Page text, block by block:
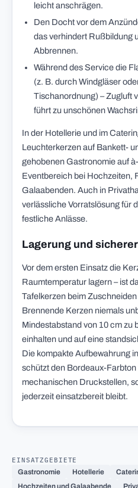
leicht anschrägen.
Den Docht vor dem
das verhindert Rußbildung
Abbrennen.
Während des Service die
(z. B. durch Windgläser
Tischanordnung) – Zugluft
führt zu unschönen
In der Hotellerie und im
Leuchterkerzen auf Bankett-
gehobenen Gastronomie auf
Eventbereich bei Hochzeiten,
Galaabenden. Auch in
verlässliche Vorratslösung für
festliche Anlässe.
Lagerung und
Vor dem ersten Einsatz die
Raumtemperatur lagern – ist
Tafelkerzen beim
Brennende Kerzen niemals
Mindestabstand von 10 cm zu
einhalten und auf eine
Die kompakte Aufbewahrung
schützt den Bordeaux-
mechanischen Druckstellen,
jederzeit einsatzbereit bleibt.
EINSATZGEBIETE
Gastronomie
Hotellerie
Hochzeiten und Galaabende